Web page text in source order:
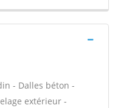
- Dalles béton -
extérieur -